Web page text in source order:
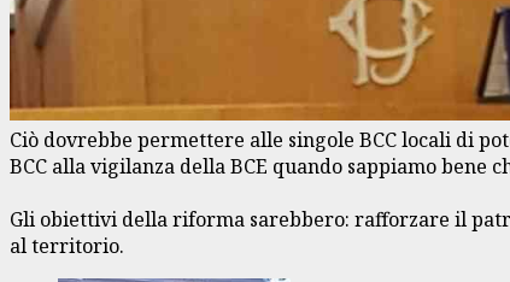
Ciò dovrebbe permettere alle singole BCC locali di
BCC alla vigilanza della BCE quando sappiamo
Gli obiettivi della riforma sarebbero: rafforzare il
al territorio.